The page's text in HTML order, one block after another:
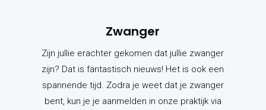
Zwanger
Zijn jullie erachter gekomen dat jullie zwanger
zijn? Dat is fantastisch nieuws! Het is ook een
spannende tijd. Zodra je weet dat je zwanger
bent, kun je je aanmelden in onze praktijk via